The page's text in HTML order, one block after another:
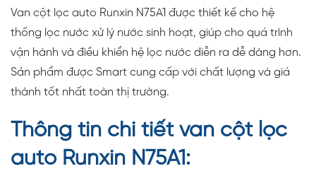
Van cột lọc auto Runxin N75A1 được thiết kế cho hệ
thống lọc nước xử lý nước sinh hoạt, giúp cho quá trình
vận hành và điều khiển hệ lọc nước diễn ra dễ dàng hơn.
Sản phẩm được Smart cung cấp với chất lượng và giá
thành tốt nhất toàn thị trường.
Thông tin chi tiết van cột lọc
auto Runxin N75A1: